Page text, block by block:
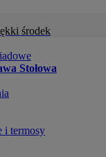
środek
Stołowa
i termosy